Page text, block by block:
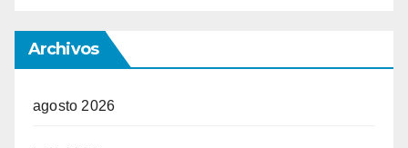
Archivos
agosto 2026